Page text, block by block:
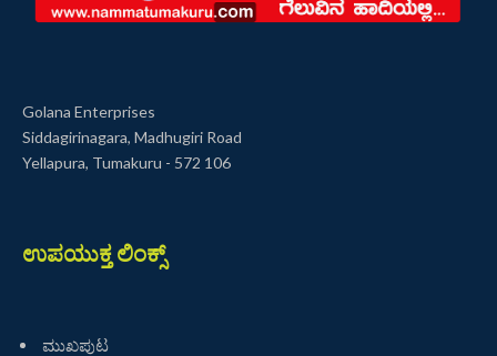
Golana Enterprises
Siddagirinagara, Madhugiri Road
Yellapura, Tumakuru - 572 106
ಉಪಯುಕ್ತ ಲಿಂಕ್ಸ್
ಮುಖಪುಟ